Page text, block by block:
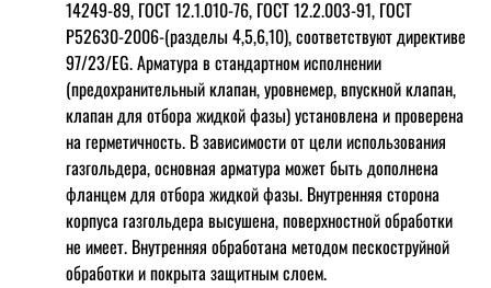
14249-89, ГОСТ 12.1.010-76, ГОСТ 12.2.003-91, ГОСТ
Р52630-2006-(разделы 4,5,6,10), соответствуют директиве
97/23/EG. Арматура в стандартном исполнении
(предохранительный клапан, уровнемер, впускной клапан,
клапан для отбора жидкой фазы) установлена и проверена
на герметичность. В зависимости от цели использования
газгольдера, основная арматура может быть дополнена
фланцем для отбора жидкой фазы. Внутренняя сторона
корпуса газгольдера высушена, поверхностной обработки
не имеет. Внутренняя обработана методом пескоструйной
обработки и покрыта защитным слоем.